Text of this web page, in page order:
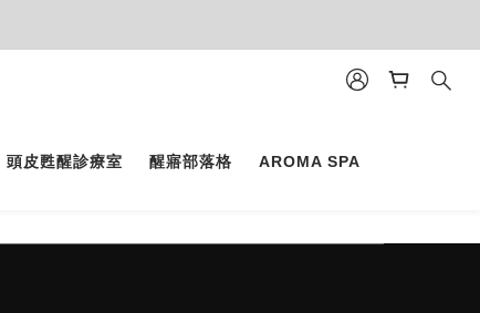
頭皮甦醒診療室 醒寤部落格 AROMA SPA